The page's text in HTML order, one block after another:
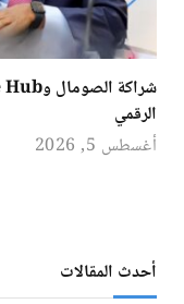
الرقمي
أغسطس 5, 2026
أحدث المقالات